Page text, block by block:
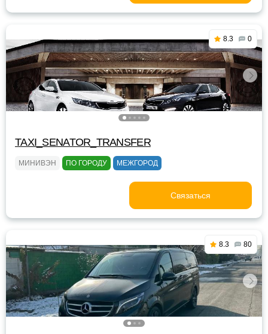
8.3 0
TAXI_SENATOR_TRANSFER
МИНИВЭН ПО ГОРОДУ МЕЖГОРОД
Связаться
8.3 80